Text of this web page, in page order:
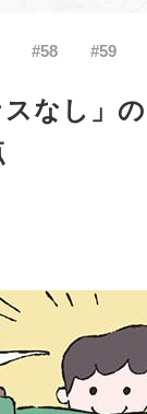
#58 #59
スなし」